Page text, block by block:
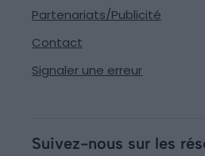
Partenariats/Publicité
Contact
Signaler une erreur
Suivez-nous sur les